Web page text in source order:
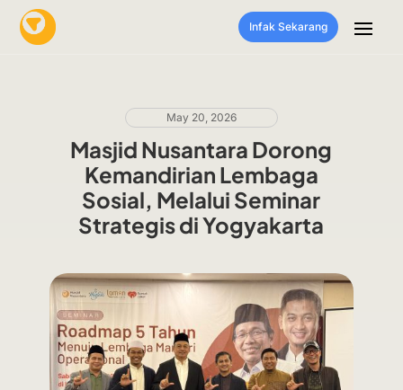
Infak Sekarang
May 20, 2026
Masjid Nusantara Dorong
Kemandirian Lembaga
Sosial, Melalui Seminar
Strategis di Yogyakarta